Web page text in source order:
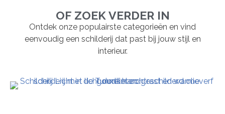
OF ZOEK VERDER IN
Ontdek onze populairste categorieën en vind
eenvoudig een schilderij dat past bij jouw stijl en
interieur.